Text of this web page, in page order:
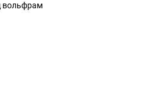
вольфрам